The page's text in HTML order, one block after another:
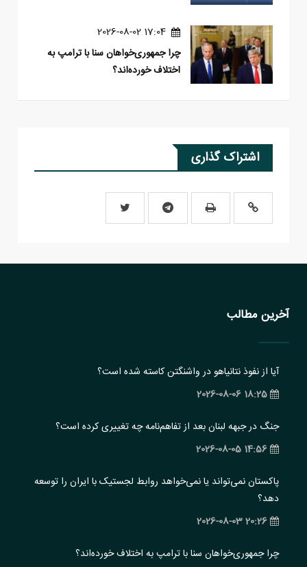
17:04 2026-08-02
چرا جمهوری‌خواهان سنا با ترامپ به
اختلاف خورده‌اند؟
اشتراک گذاری
آخرین مطالب
آیا از نفوذ نتانیاهو در واشنگتن کاسته شده است؟
18:25 2026-08-06
جنگ در جبهه لبنان بعد از تفاهم‌نامه چه تغییری کرده است؟
14:56 2026-08-05
پاکستان نمی‌تواند یا نمی‌خواهد روابط لجستیک با ایران را توسعه
دهد؟
20:26 2026-08-03
چرا جمهوری‌خواهان سنا با ترامپ به اختلاف خورده‌اند؟